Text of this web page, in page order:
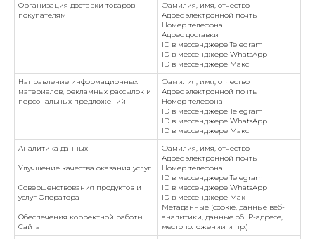
Организация доставки товаров
покупателям
Фамилия, имя, отчество
Адрес электронной почты
Номер телефона
Адрес доставки
ID в мессенджере Telegram
ID в мессенджере WhatsApp
ID в мессенджере Макс
Направление информационных
материалов, рекламных рассылок и
персональных предложений
Фамилия, имя, отчество
Адрес электронной почты
Номер телефона
ID в мессенджере Telegram
ID в мессенджере WhatsApp
ID в мессенджере Макс
Аналитика данных
Улучшение качества оказания услуг
Совершенствования продуктов и
услуг Оператора
Обеспечения корректной работы
Сайта
Фамилия, имя, отчество
Адрес электронной почты
Номер телефона
ID в мессенджере Telegram
ID в мессенджере WhatsApp
ID в мессенджере Мак
Метаданные (cookie, данные веб-
аналитики, данные об IP-адресе,
местоположении и пр.)